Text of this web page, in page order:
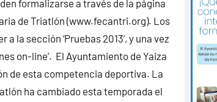
formalizarse a través de la página
de Triatlón (www.fecantri.org). Los
la sección ‘Pruebas 2013’, y una vez
on-line’. El Ayuntamiento de Yaiza
de esta competencia deportiva. La
ha cambiado esta temporada el